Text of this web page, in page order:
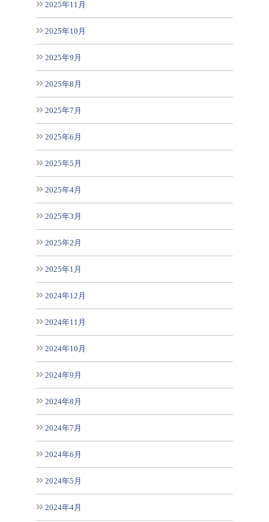
2025年11月
2025年10月
2025年9月
2025年8月
2025年7月
2025年6月
2025年5月
2025年4月
2025年3月
2025年2月
2025年1月
2024年12月
2024年11月
2024年10月
2024年9月
2024年8月
2024年7月
2024年6月
2024年5月
2024年4月